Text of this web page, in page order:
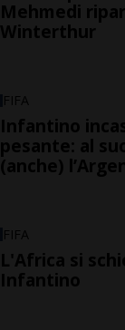
Mehmedi
Winterthur
FIFA
Infantino
pesante: al
(anche)
FIFA
L'Africa si
Infantino